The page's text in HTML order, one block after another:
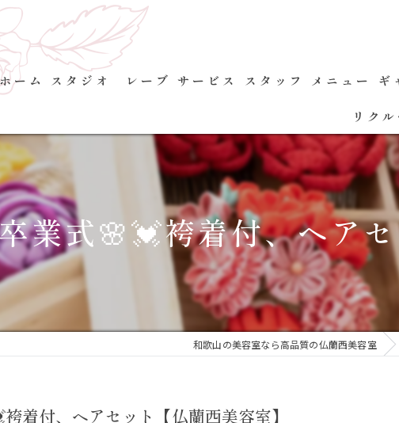
ーム スタジオ レーブ サービス スタッフ メニュー ギ
リクル
業式🌸💓袴着付、ヘア
和歌山の美容室なら高品質の仏蘭西美容室
着付、ヘアセット【仏蘭西美容室】